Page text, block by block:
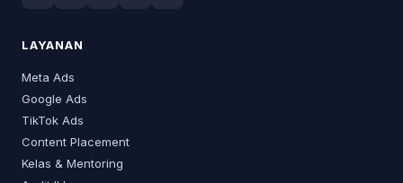
LAYANAN
Meta Ads
Google Ads
TikTok Ads
Content Placement
Kelas & Mentoring